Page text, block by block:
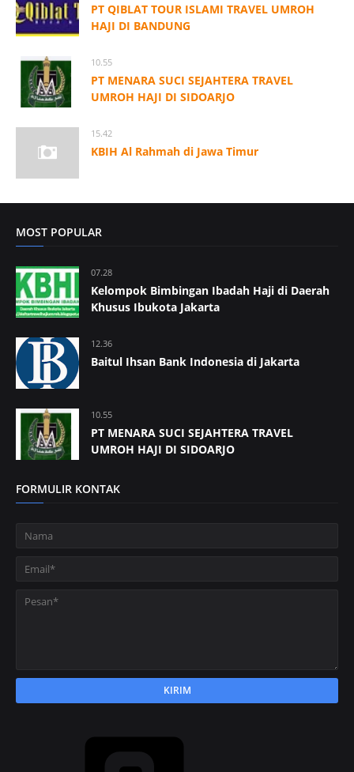
PT QIBLAT TOUR ISLAMI TRAVEL UMROH
HAJI DI BANDUNG
10.55
PT MENARA SUCI SEJAHTERA TRAVEL
UMROH HAJI DI SIDOARJO
15.42
KBIH Al Rahmah di Jawa Timur
MOST POPULAR
07.28
Kelompok Bimbingan Ibadah Haji di Daerah
Khusus Ibukota Jakarta
12.36
Baitul Ihsan Bank Indonesia di Jakarta
10.55
PT MENARA SUCI SEJAHTERA TRAVEL
UMROH HAJI DI SIDOARJO
FORMULIR KONTAK